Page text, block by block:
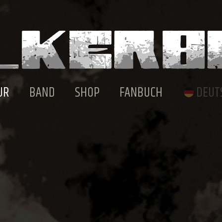
BAND SHOP FANBUCH